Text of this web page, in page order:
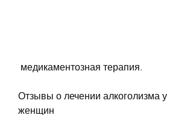
медикаментозная терапия.
Отзывы о лечении алкоголизма у
женщин